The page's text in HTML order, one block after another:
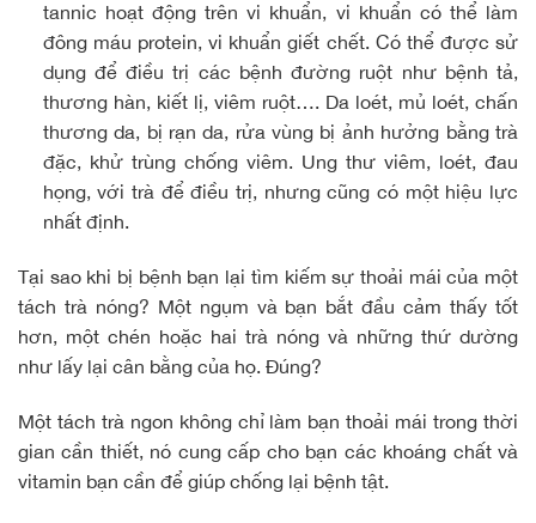
tannic hoạt động trên vi khuẩn, vi khuẩn có thể làm
đông máu protein, vi khuẩn giết chết. Có thể được sử
dụng để điều trị các bệnh đường ruột như bệnh tả,
thương hàn, kiết lị, viêm ruột…. Da loét, mủ loét, chấn
thương da, bị rạn da, rửa vùng bị ảnh hưởng bằng trà
đặc, khử trùng chống viêm. Ung thư viêm, loét, đau
họng, với trà để điều trị, nhưng cũng có một hiệu lực
nhất định.
Tại sao khi bị bệnh bạn lại tìm kiếm sự thoải mái của một
tách trà nóng? Một ngụm và bạn bắt đầu cảm thấy tốt
hơn, một chén hoặc hai trà nóng và những thứ dường
như lấy lại cân bằng của họ. Đúng?
Một tách trà ngon không chỉ làm bạn thoải mái trong thời
gian cần thiết, nó cung cấp cho bạn các khoáng chất và
vitamin bạn cần để giúp chống lại bệnh tật.